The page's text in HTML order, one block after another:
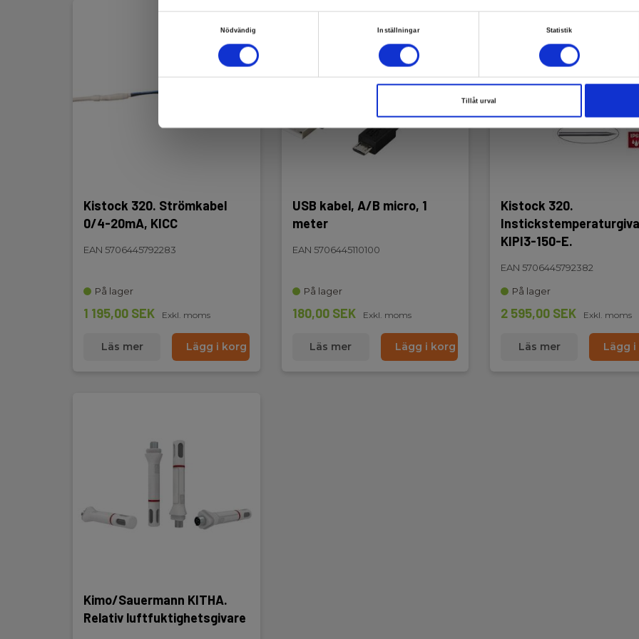
Nödvändig
Inställningar Statistik
Tillåt urval
Kistock 320. Strömkabel
0/4-20mA, KICC
EAN 5706445792283
På lager
1 195,00 SEK Exkl. moms
Läs mer Lägg i korg
USB kabel, A/B micro, 1
meter
EAN 5706445110100
På lager
180,00 SEK Exkl. moms
Läs mer Lägg i korg
Kistock 320.
KIPI3-150-E.
EAN 5706445792382
På lager
2 595,00 SEK Exkl. moms
Läs mer Lägg
Kimo/Sauermann KITHA.
Relativ luftfuktighetsgivare